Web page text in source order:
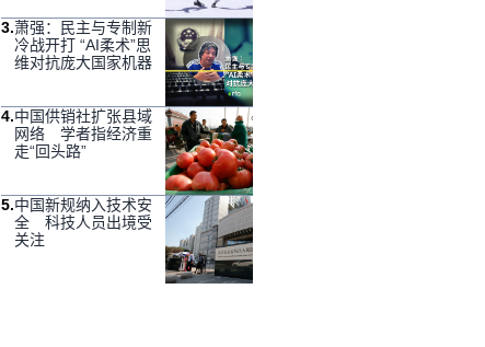
3.萧强：民主与专制新
冷战开打 “AI柔术”思
维对抗庞大国家机器
4.中国供销社扩张县域
网络 学者指经济重
走“回头路”
5.中国新规纳入技术安
全 科技人员出境受
关注